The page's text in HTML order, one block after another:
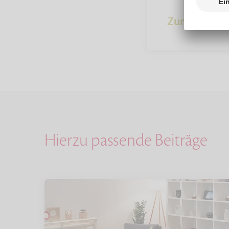
Zur
Hierzu passende Beiträge